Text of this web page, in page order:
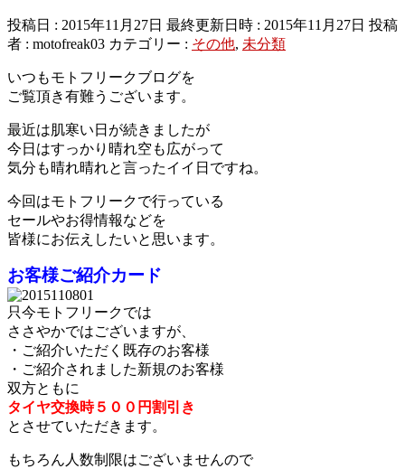
投稿日 : 2015年11月27日 最終更新日時 : 2015年11月27日 投稿
者 : motofreak03 カテゴリー : その他, 未分類
いつもモトフリークブログを
ご覧頂き有難うございます。
最近は肌寒い日が続きましたが
今日はすっかり晴れ空も広がって
気分も晴れ晴れと言ったイイ日ですね。
今回はモトフリークで行っている
セールやお得情報などを
皆様にお伝えしたいと思います。
お客様ご紹介カード
只今モトフリークでは
ささやかではございますが、
・ご紹介いただく既存のお客様
・ご紹介されました新規のお客様
双方ともに
タイヤ交換時５００円割引き
とさせていただきます。
もちろん人数制限はございませんので